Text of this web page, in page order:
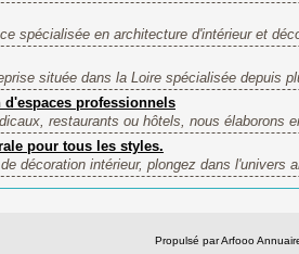
spécialisée en architecture d'intérieur et
située dans la Loire spécialisée depuis
d'espaces professionnels
restaurants ou hôtels, nous élaborons
pour tous les styles.
décoration intérieur, plongez dans l'univers
Propulsé par Arfooo